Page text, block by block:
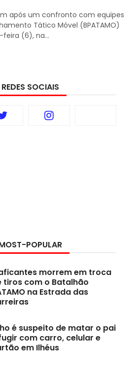
após um confronto com equipes
Tático Móvel (BPATAMO)
(6), na...
REDES SOCIAIS
POPULAR
morrem em troca
tiros com o Batalhão
na Estrada das
é suspeito de matar o pai
com carro, celular e
em Ilhéus